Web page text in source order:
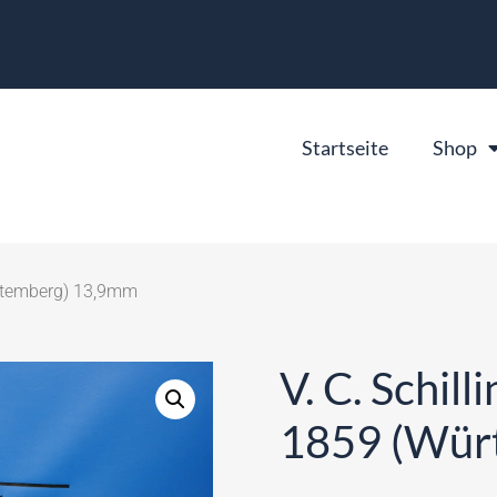
Startseite Shop
13,9mm
V. C.
1859